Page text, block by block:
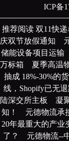
ICP备
推荐阅读 双11快
庆双节放假通知
储能设备项目运输
万标箱 夏季高温
抽成 18%-30%的
线，Shopify已无
陆深交所主板 凝
知！ 元德物流承
20年最重大的产
了？ 元德物流--